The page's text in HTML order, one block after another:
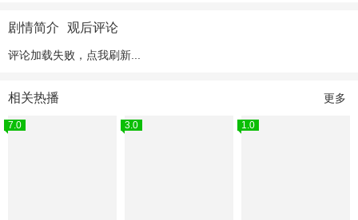
剧情简介 观后评论
评论加载失败， 点我刷新
相关热播 更多
7.0 3.0 1.0